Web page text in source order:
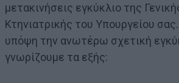
μετακινήσεις εγκύκλιο της
Κτηνιατρικής του Υπουργείου
υπόψη την ανωτέρω σχετική
γνωρίζουμε τα εξής: